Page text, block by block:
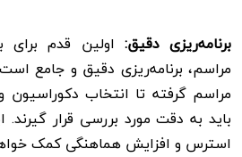
برنامه‌ریزی دقیق: اولین قدم
مراسم، برنامه‌ریزی دقیق و جامع
مراسم گرفته تا انتخاب
باید به دقت مورد بررسی قرار
استرس و افزایش هماهنگی کمک